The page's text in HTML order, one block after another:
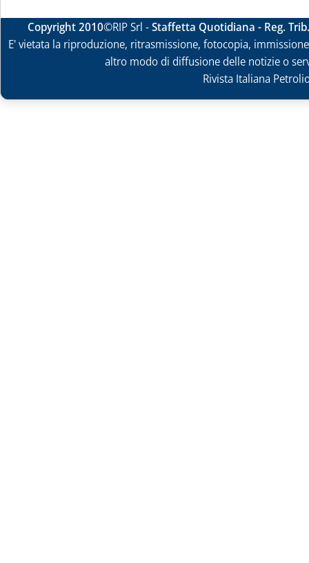
Copyright 2010©RIP Srl -Staffetta Quotidiana - Reg.
E' vietata la riproduzione, ritrasmissione, fotocopia,
altro modo di diffusione delle notizie o
Rivista Italiana